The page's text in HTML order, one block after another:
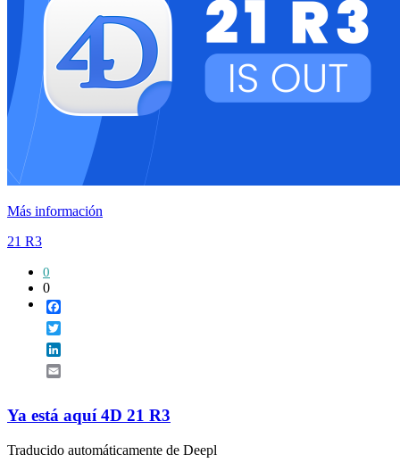
Más información
21 R3
0
0
Ya está aquí 4D 21 R3
Traducido automáticamente de Deepl